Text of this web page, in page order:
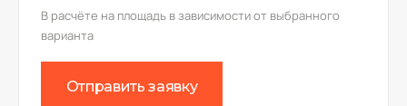
В расчёте на площадь в зависимости от выбранного
варианта
Отправить заявку